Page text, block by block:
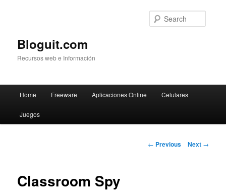
Bloguit.com
Recursos web e Información
Skip
to
Home Freeware Aplicaciones Online Celulares
Juegos
Post
← Previous Next →
Classroom Spy